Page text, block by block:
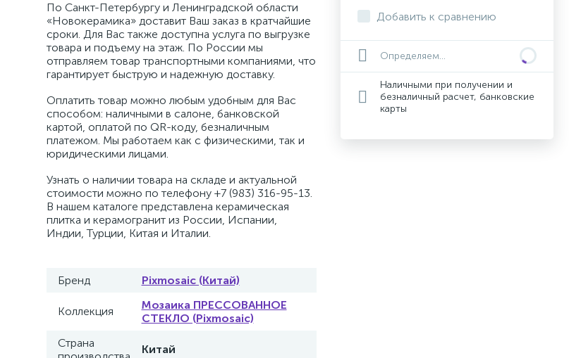
По Санкт-Петербургу и Ленинградской области
«Новокерамика» доставит Ваш заказ в кратчайшие
сроки. Для Вас также доступна услуга по выгрузке
товара и подъему на этаж. По России мы
отправляем товар транспортными компаниями, что
гарантирует быструю и надежную доставку.
Оплатить товар можно любым удобным для Вас
способом: наличными в салоне, банковской
картой, оплатой по QR-коду, безналичным
платежом. Мы работаем как с физическими, так и
юридическими лицами.
Узнать о наличии товара на складе и актуальной
стоимости можно по телефону +7 (983) 316-95-13.
В нашем каталоге представлена керамическая
плитка и керамогранит из России, Испании,
Индии, Турции, Китая и Италии.
Бренд Pixmosaic (Китай)
Коллекция
Мозаика ПРЕССОВАННОЕ
СТЕКЛО (Pixmosaic)
Страна
Китай
Добавить к сравнению
Определяем...
Наличными при получении и
безналичный расчет, банковские
карты